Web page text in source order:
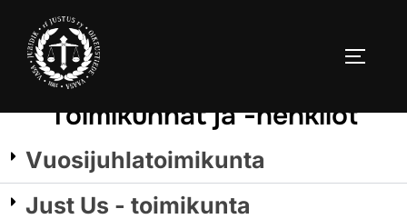
Toimikunnat ja -henkilöt
Vuosijuhlatoimikunta
Just Us - toimikunta